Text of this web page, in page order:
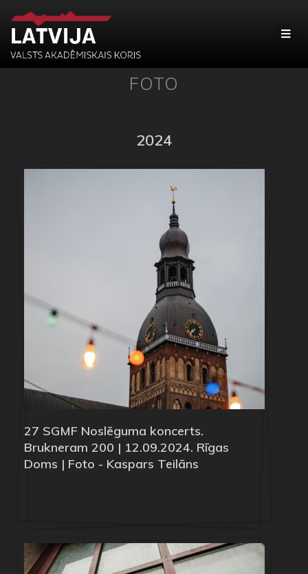
FOTO
2024
27 SGMF Noslēguma koncerts.
Brukneram 200 | 12.09.2024. Rīgas
Doms | Foto - Kaspars Teilāns